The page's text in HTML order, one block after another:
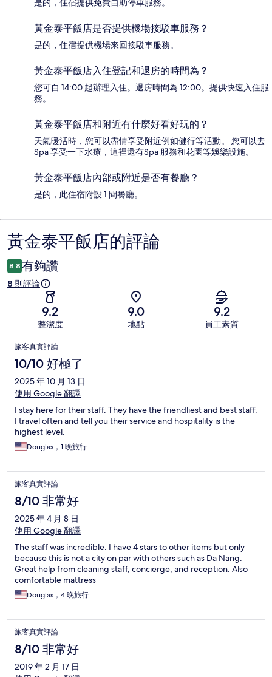
是的，住宿提供免費自助停車服務。
黃金泰平飯店是否提供機場接駁車服務？
是的，住宿提供機場來回接駁車服務。
黃金泰平飯店入住登記和退房的時間為？
您可自 14:00 起辦理入住。退房時間為 12:00。提供快速入住服
務。
黃金泰平飯店和附近有什麼好看好玩的？
天氣暖活時，您可以盡情享受附近例如健行等活動。 您可以去
Spa 享受一下水療，這裡還有Spa 服務和花園等娛樂設施。
黃金泰平飯店內部或附近是否有餐廳？
是的，此住宿附設 1 間餐廳。
評
論
黃金泰平飯店的評論
8.8 有夠讚
8 則評論
9.2
整潔度
9.0
地點
9.2
員工素質
評
論
旅客真實評論
10/10 好極了
2025 年 10 月 13 日
使用 Google 翻譯
I stay here for their staff. They have the friendliest and best staff.
I travel often and tell you their service and hospitality is the
highest level.
Douglas，1 晚旅行
旅客真實評論
8/10 非常好
2025 年 4 月 8 日
使用 Google 翻譯
The staff was incredible. I have 4 stars to other items but only
because this is not a city on par with others such as Da Nang.
Great help from cleaning staff, concierge, and reception. Also
comfortable mattress
Douglas，4 晚旅行
旅客真實評論
8/10 非常好
2019 年 2 月 17 日